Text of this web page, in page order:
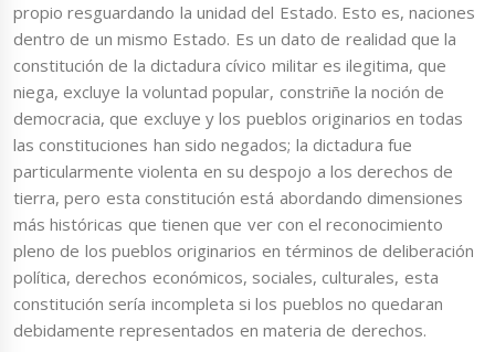
propio resguardando la unidad del Estado. Esto es, naciones
dentro de un mismo Estado. Es un dato de realidad que la
constitución de la dictadura cívico militar es ilegitima, que
niega, excluye la voluntad popular, constriñe la noción de
democracia, que excluye y los pueblos originarios en todas
las constituciones han sido negados; la dictadura fue
particularmente violenta en su despojo a los derechos de
tierra, pero esta constitución está abordando dimensiones
más históricas que tienen que ver con el reconocimiento
pleno de los pueblos originarios en términos de deliberación
política, derechos económicos, sociales, culturales, esta
constitución sería incompleta si los pueblos no quedaran
debidamente representados en materia de derechos.